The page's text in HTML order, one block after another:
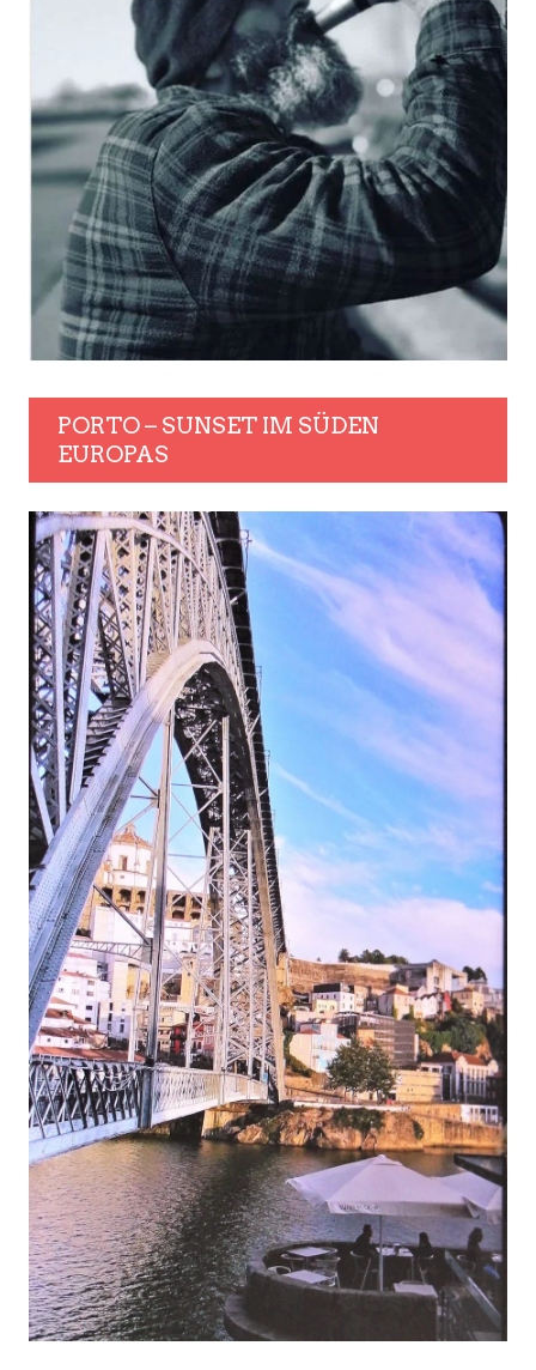
PORTO – SUNSET IM SÜDEN
EUROPAS